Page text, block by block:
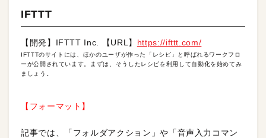
IFTTT
【開発】IFTTT Inc. 【URL】 https://ifttt.com/
IFTTTのサイトには、ほかのユーザが作った「レシピ」と呼ばれるワークフロ
ーが公開されています。まずは、そうしたレシピを利用して自動化を始めてみ
ましょう。
【フォーマット】
記事では、「フォルダアクション」や「音声入力コマン